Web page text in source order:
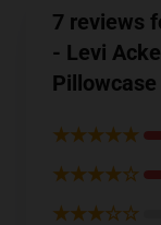
7 reviews
- Levi
Pillowcase
★★★★★
★★★★☆
★★★☆☆